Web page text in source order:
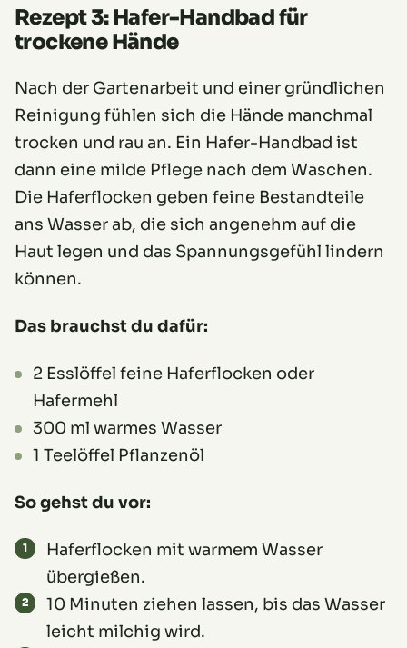
Rezept 3: Hafer-Handbad für
trockene Hände
Nach der Gartenarbeit und einer gründlichen
Reinigung fühlen sich die Hände manchmal
trocken und rau an. Ein Hafer-Handbad ist
dann eine milde Pflege nach dem Waschen.
Die Haferflocken geben feine Bestandteile
ans Wasser ab, die sich angenehm auf die
Haut legen und das Spannungsgefühl lindern
können.
Das brauchst du dafür:
2 Esslöffel feine Haferflocken oder
Hafermehl
300 ml warmes Wasser
1 Teelöffel Pflanzenöl
So gehst du vor:
Haferflocken mit warmem Wasser
übergießen.
10 Minuten ziehen lassen, bis das Wasser
leicht milchig wird.